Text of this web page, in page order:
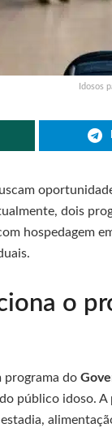
Idosos
dois
hospedagem
o
programa do
público idoso.